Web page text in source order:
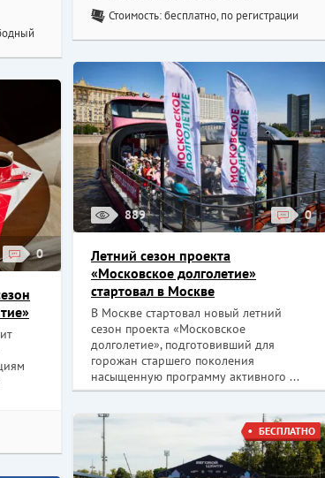
Стоимость: бесплатно, по регистрации
889 0
Летний сезон проекта
«Московское долголетие»
стартовал в Москве
В Москве стартовал новый летний
сезон проекта «Московское
долголетие», подготовивший для
горожан старшего поколения
насыщенную программу активного ...
0
БЕСПЛАТНО